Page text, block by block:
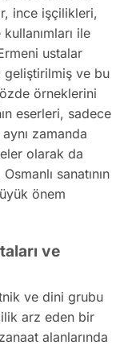
ince işçilikleri,
ile
ustalar
geliştirilmiş ve bu
örneklerini
eserleri, sadece
zamanda
olarak da
sanatının
önem
ve
ve dini grubu
arz eden bir
alanlarında